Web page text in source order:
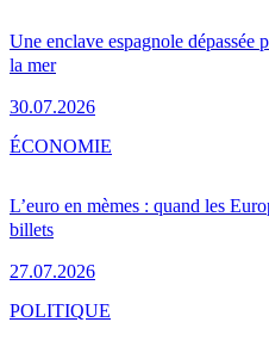
Une enclave espagnole
la mer
30.07.2026
L’euro en mèmes : quand les
billets
27.07.2026
ÉCONOMIE
POLITIQUE